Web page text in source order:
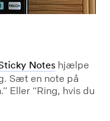
Notes hjælpe
Sæt en note på
Eller “Ring, hvis du